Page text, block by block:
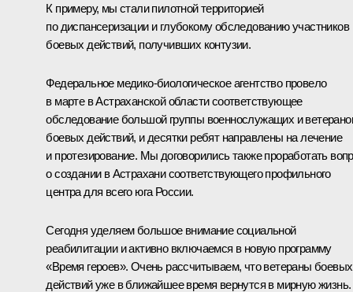
К примеру, мы стали пилотной территорией
по диспансеризации и глубокому обследованию участников
боевых действий, получивших контузии.
Федеральное медико-биологическое агентство провело
в марте в Астраханской области соответствующее
обследование большой группы военнослужащих и
боевых действий, и десятки ребят направлены на лечение
и протезирование. Мы договорились также проработать
о создании в Астрахани соответствующего профильного
центра для всего юга России.
Сегодня уделяем большое внимание социальной
реабилитации и активно включаемся в новую программу
«Время героев». Очень рассчитываем, что ветераны боевых
действий уже в ближайшее время вернутся в мирную жизнь.